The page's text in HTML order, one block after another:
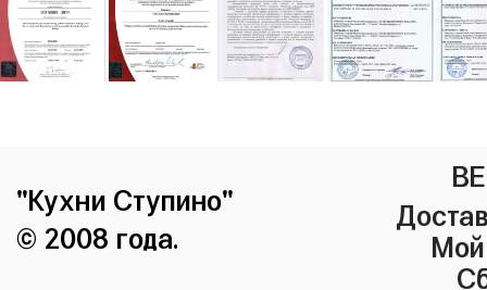
"Кухни Ступино"
© 2008 года.